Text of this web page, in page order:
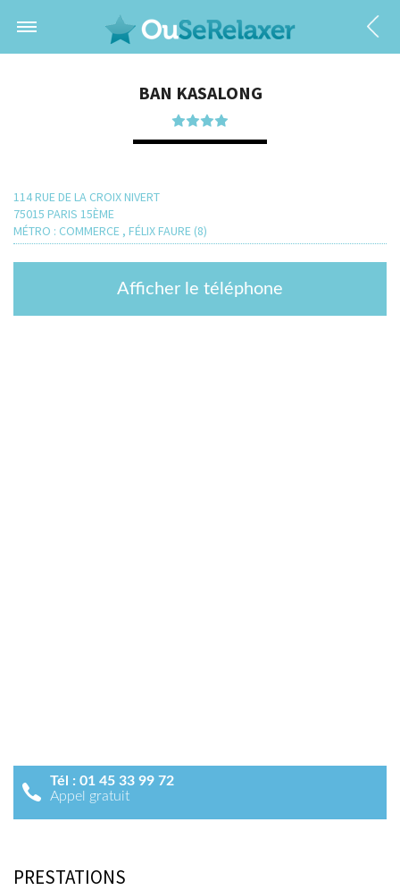
BAN KASALONG
114 RUE DE LA CROIX NIVERT
75015 PARIS 15ÈME
MÉTRO : COMMERCE , FÉLIX FAURE (8)
Afficher le téléphone
Tél : 01 45 33 99 72
Appel gratuit
PRESTATIONS